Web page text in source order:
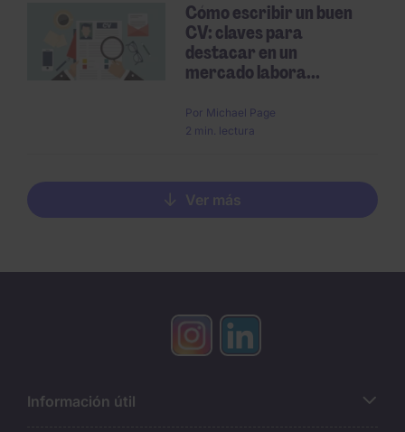
Cómo escribir un buen
CV: claves para
destacar en un
mercado labora...
Por Michael Page
2 min. lectura
Ver más
Información útil